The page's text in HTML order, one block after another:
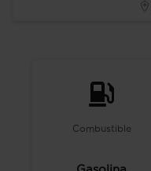
Combustible